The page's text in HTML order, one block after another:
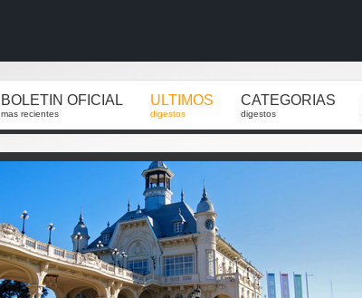
BOLETIN OFICIAL
mas recientes
ULTIMOS
digestos
CATEGORIAS
digestos